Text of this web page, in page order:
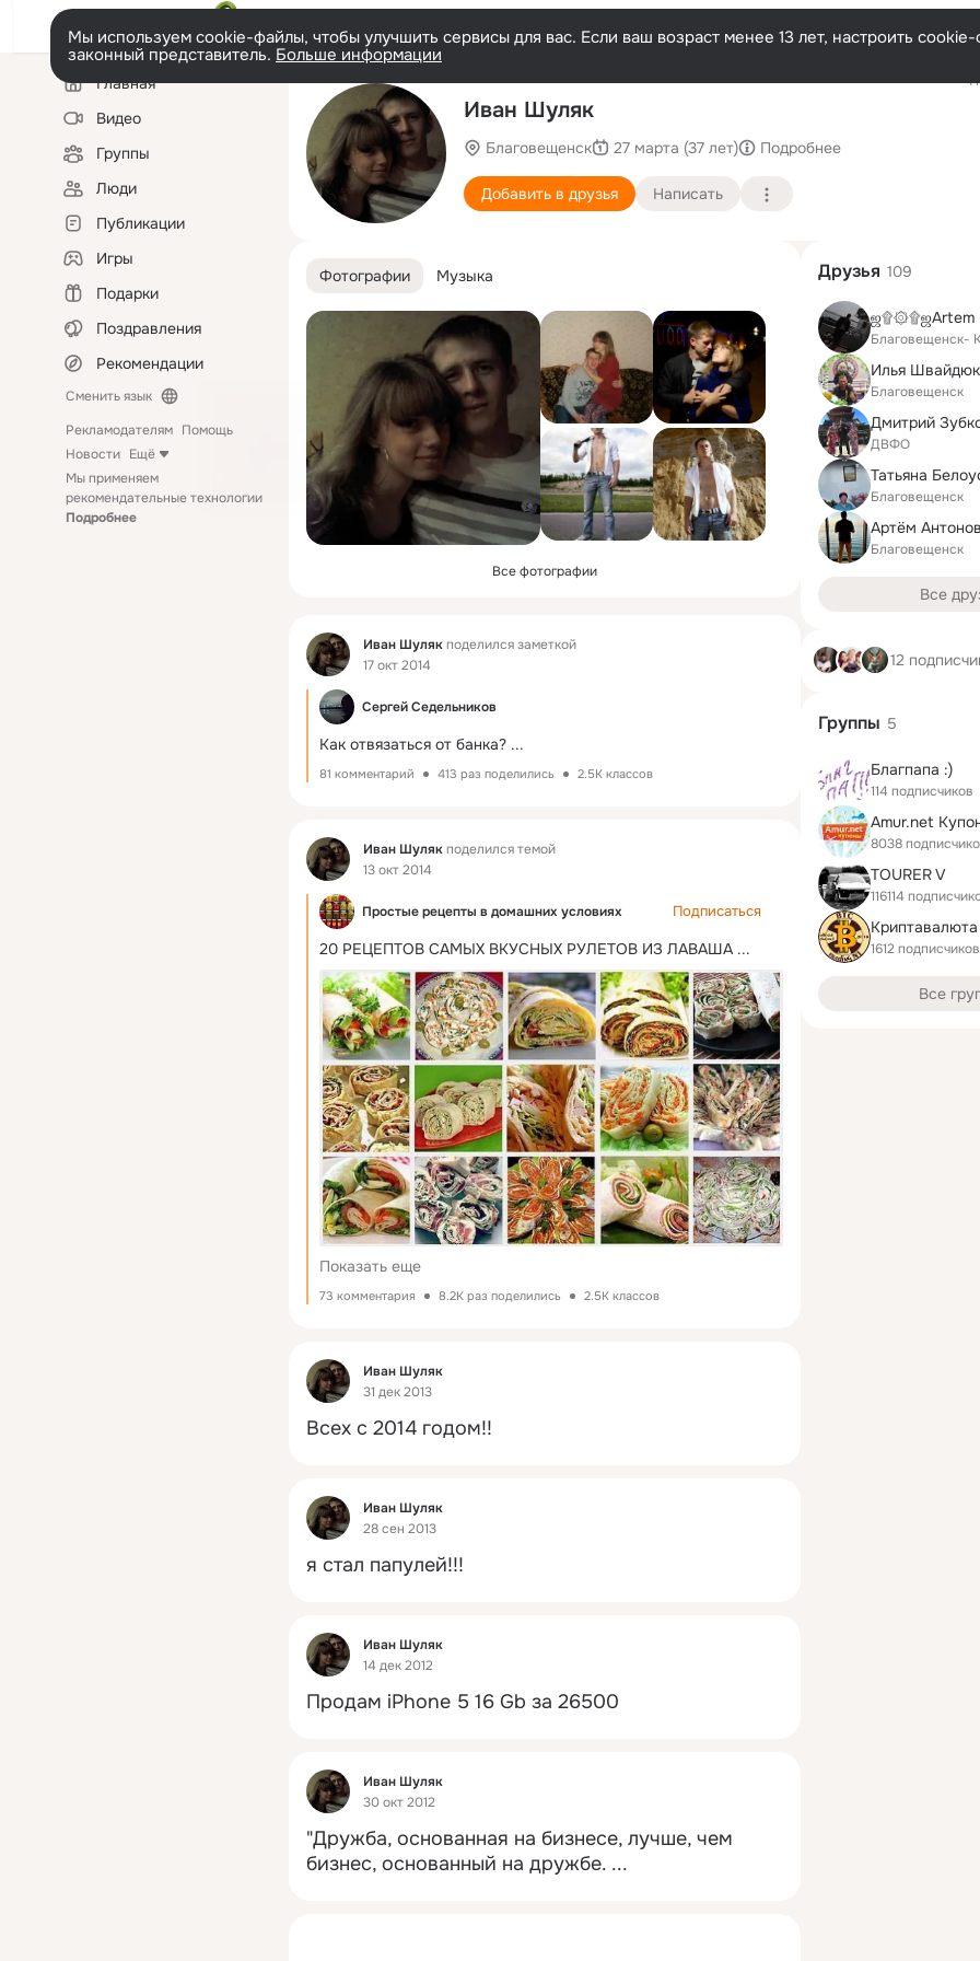
Мы используем cookie-файлы, чтобы улучшить сервисы для вас. Если ваш возраст менее 13 лет, настроить
законный представитель. Больше информации
Левая
колонкаГлавная
Видео
Группы
Люди
Публикации
Игры
Подарки
Поздравления
Рекомендации
Сменить язык
Рекламодателям Помощь
Новости Ещё
Мы применяем
рекомендательные технологии
Подробнее
Иван Шуляк
Благовещенск 27 марта (37 лет) Подробнее
Добавить в друзья Написать
Фотографии Музыка
Все фотографии
Фид Иван Шулякподелился заметкой
17 окт 2014
Сергей Седельников
Как отвязаться от банка? ...
81 комментарий 413 раз поделились 2.5K классов
Фид Иван Шулякподелился темой
13 окт 2014
Простые рецепты в домашних условиях Подписаться
20 РЕЦЕПТОВ САМЫХ ВКУСНЫХ РУЛЕТОВ ИЗ ЛАВАША ...
Показать еще
73 комментария 8.2K раз поделились 2.5K классов
Фид
Иван Шуляк
31 дек 2013
Всех с 2014 годом!!
Фид
Иван Шуляк
28 сен 2013
я стал папулей!!!
Фид
Иван Шуляк
14 дек 2012
Продам iPhone 5 16 Gb за 26500
Фид
Иван Шуляк
30 окт 2012
"Дружба, основанная на бизнесе, лучше, чем
бизнес, основанный на дружбе. ...
Друзья 109
Благовещенск-
Илья Швайдюк
Благовещенск
Дмитрий
ДВФО
Благовещенск
Артём
Благовещенск
Все
12
Группы 5
Благпапа :)
114 подписчиков
Amur.net
8038
TOURER V
116114
1612 подписчиков
Все